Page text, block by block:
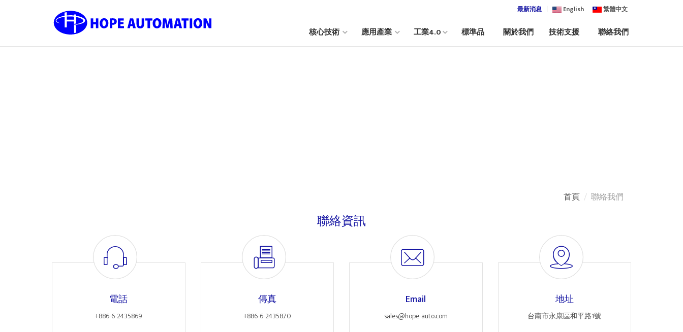
最新消息 English 繁體中文
核心技術 應用產業 工業4.0 標準品 關於我們 技術支援 聯絡我們
首頁 聯絡我們
聯絡資訊
電話
+886-6-2435869
傳真
+886-6-2435870
Email
sales@hope-auto.com
地址
台南市永康區和平路1號